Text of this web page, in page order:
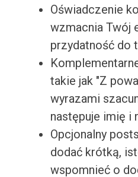
Oświadczenie
wzmacnia Twój
przydatność do
takie jak "Z
wyrazami
następuje imię i
Opcjonalny
dodać krótką,
wspomnieć o